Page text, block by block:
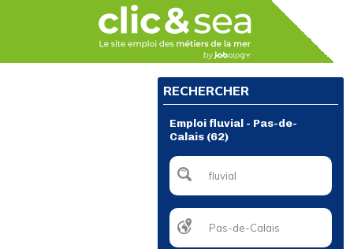
RECHERCHER
Emploi fluvial - Pas-de-
Calais (62)